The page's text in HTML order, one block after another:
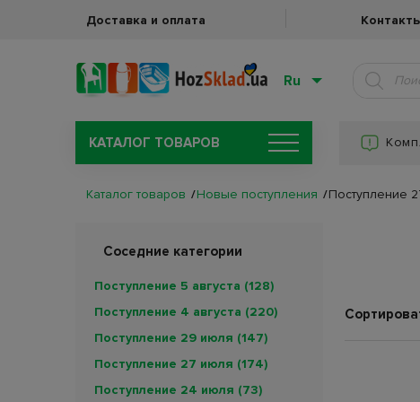
Доставка и оплата
Ru
КАТАЛОГ ТОВАРОВ
Каталог товаров Новые поступления Поступление
Соседние категории
Поступление 5 августа (128)
Поступление 4 августа (220)
Поступление 29 июля (147)
Поступление 27 июля (174)
Поступление 24 июля (73)